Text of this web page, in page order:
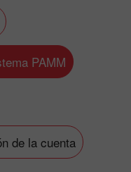
PAMM
de la cuenta